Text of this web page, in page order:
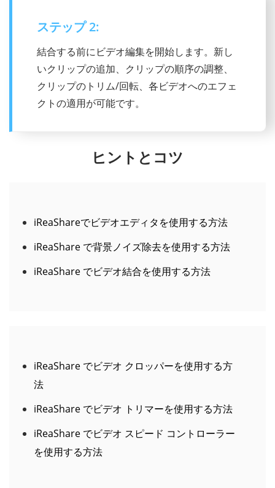
ステップ 3:
ビデオとオーディオの出力設定をカスタマイ
ズし、[エクスポート] ボタンをクリックして
ビデオを結合します。
iReaShare で背景ノイズ除去を使用する方法
iReaShare でビデオ結合を使用する方法
法
iReaShare でビデオ トリマーを使用する方法
iReaShare でビデオ スピード コントローラー
を使用する方法